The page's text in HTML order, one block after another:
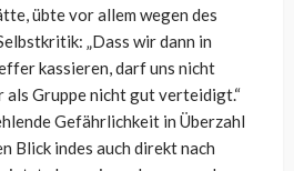
übte vor allem wegen des
„Dass wir dann in
kassieren, darf uns nicht
als Gruppe nicht gut verteidigt.“
Gefährlichkeit in Überzahl
Blick indes auch direkt nach